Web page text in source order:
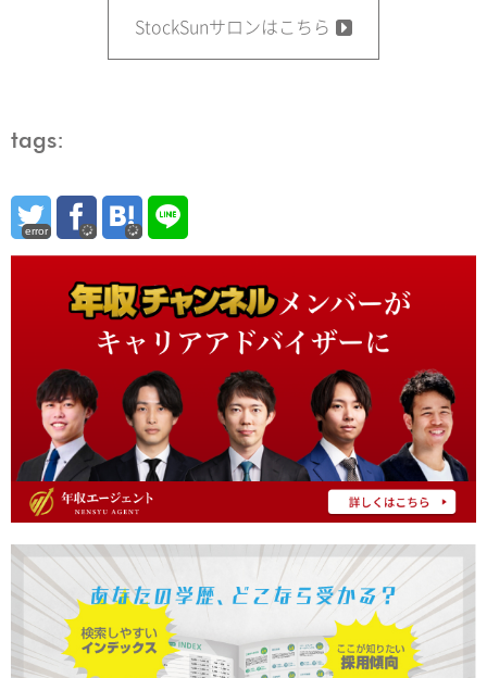
StockSunサロンはこちら
tags:
error